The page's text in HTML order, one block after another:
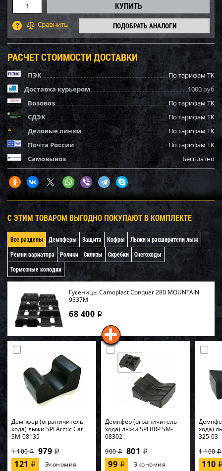
ПОДОБРАТЬ АНАЛОГИ
РАСЧЕТ СТОИМОСТИ ДОСТАВКИ
ПЭК
По тарифам ТК
Доставка курьером
1000 руб
Возовоз
По тарифам ТК
СДЭК
По тарифам ТК
Деловые линии
По тарифам ТК
Почта России
По тарифам ТК
Самовывоз
Бесплатно
С ЭТИМ ТОВАРОМ ВЫГОДНО ПОКУПАЮТ В КОМПЛЕКТЕ
Все разделы Демпферы Защита Кофры
Лыжи и расширители лыж
Ремни вариатора
Ролики Склизы Скребки
Снегоходы
Тормозные колодки
Гусеницы Camoplast Conquer 280 MOUNTAIN
9337M
68 400 i
Демпфер (ограничитель
хода) лыжи SPI Arctic Cat
SM-08135
1 100i 979 i
121 i Экономия
Демпфер (ограничитель
хода) лыжи SPI BRP SM-
08302
900i 801 i
99 i Экономия
хода)
325-03
1 100i
110